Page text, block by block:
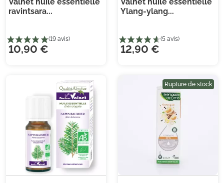
(1 avis)
Valnet huile essentielle
ravintsara...
10,90 €
Valnet huile essentielle
Ylang-ylang...
12,90 €
Rupture de stock